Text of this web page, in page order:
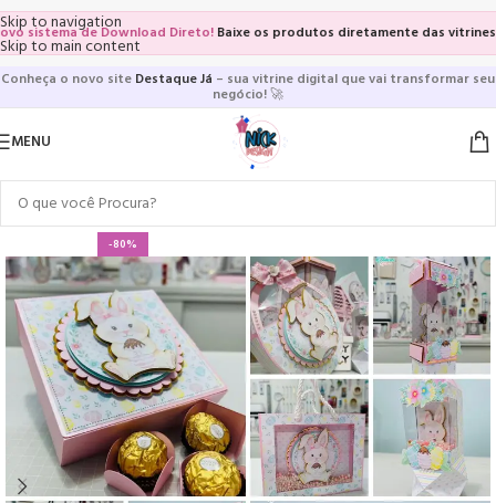
Skip to navigation
Skip to main content
de Download Direto!Baixe os produtos diretamente das vitrines e
Conheça o novo site Destaque Já – sua vitrine digital que vai transformar seu
negócio!🚀
MENU
-80%